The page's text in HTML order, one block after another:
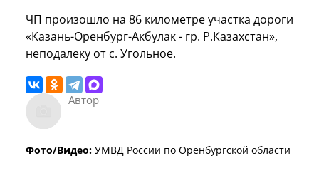
ЧП произошло на 86 километре участка дороги
«Казань-Оренбург-Акбулак - гр. Р.Казахстан»,
неподалеку от с. Угольное.
Автор
Фото/Видео: УМВД России по Оренбургской области